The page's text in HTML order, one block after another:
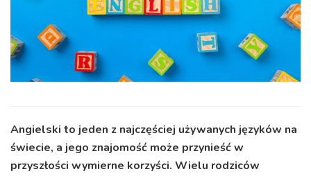
Angielski to jeden z najczęściej używanych języków na
świecie, a jego znajomość może przynieść w
przyszłości wymierne korzyści. Wielu rodziców